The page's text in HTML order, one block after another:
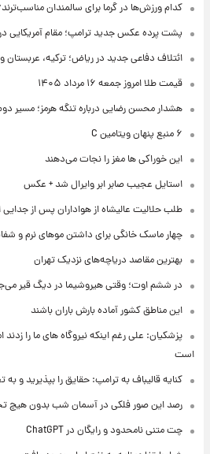
کدام ورزش‌ها در گرما برای سالمندان
پشت پرده عکس جدید ترامپ؛ مقام آمریکایی
ائتلاف دفاعی جدید در ریاض؛ ترکیه،
قیمت طلا امروز جمعه ۱۶ مرداد ۱۴۰۵
هشدار محسن رضایی درباره تنگه هرمز؛ مسیر
۶ منبع پنهان ویتامین C
این خوراکی ها مغز را نجات می‌دهند
استایل عجیب صابر ابر وایرال شد + عکس
طلب حلالیت عالیشاه از هواداران پس از
چهار ماسک خانگی برای داشتن موهای نرم و
بهترین مقاصد دریاچه‌های نزدیک تهران
در ششم اوت؛ وقتی هیروشیما در دیگ قیر
این مناطق کشور آماده بارش باران باشند
پزشکیان: علی رغم اینکه نیروگاه های ما را
است
کنایه قالیباف به ترامپ: حقایق را بپذیرید و
رصد این صور فلکی در آسمان شب بدون هیچ
چت متنی نامحدود و رایگان در ChatGPT